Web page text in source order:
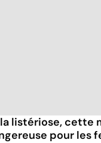
listériose, cette
pour les